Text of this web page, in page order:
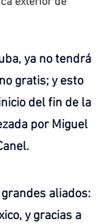
ya no tendrá
gratis; y esto
del fin de la
por Miguel
aliados:
y gracias a